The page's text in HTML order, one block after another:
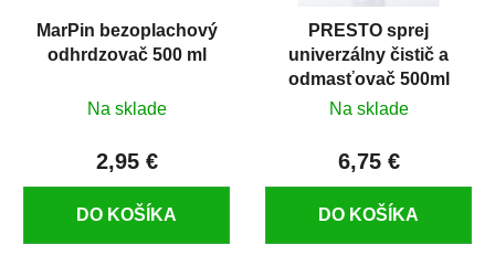
MarPin bezoplachový
odhrdzovač 500 ml
Na sklade
2,95 €
DO KOŠÍKA
PRESTO sprej
univerzálny čistič a
odmasťovač 500ml
Na sklade
6,75 €
DO KOŠÍKA